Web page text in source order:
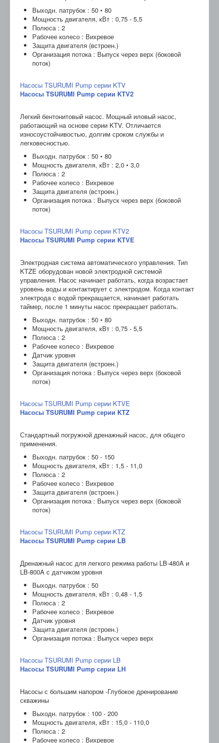
Выходн. патрубок : 50 • 80
Мощность двигателя, кВт : 0,75 - 5,5
Полюса : 2
Рабочее колесо : Вихревое
Защита двигателя (встроен.)
Организация потока : Выпуск через верх (боковой
поток)
Насосы TSURUMI Pump серии KTV
Насосы TSURUMI Pump серии KTV2
Легкий бентонитовый насос. Мощный иловый насос,
работающий на основе серии KTV. Отличается
износоустойчивостью, долгим сроком службы и
легковесностью.
Выходн. патрубок : 50 • 80
Мощность двигателя, кВт : 2,0 • 3,0
Полюса : 2
Рабочее колесо : Вихревое
Защита двигателя (встроен.)
Организация потока : Выпуск через верх (боковой
поток)
Насосы TSURUMI Pump серии KTV2
Насосы TSURUMI Pump серии KTVE
Электродная система автоматического управления. Тип
KTZE оборудован новой электродной системой
управления. Насос начинает работать, когда возрастает
уровень воды и контактирует с электродом. Когда контакт
электрода с водой прекращается, начинает работать
таймер, после 1 минуты насос прекращает работать.
Выходн. патрубок : 50 • 80
Мощность двигателя, кВт : 0,75 - 5,5
Полюса : 2
Рабочее колесо : Вихревое
Датчик уровня
Защита двигателя (встроен.)
Организация потока : Выпуск через верх (боковой
поток)
Насосы TSURUMI Pump серии KTVE
Насосы TSURUMI Pump серии KTZ
Стандартный погружной дренажный насос, для общего
применения.
Выходн. патрубок : 50 - 150
Мощность двигателя, кВт : 1,5 - 11,0
Полюса : 2
Рабочее колесо : Вихревое
Защита двигателя (встроен.)
Организация потока : Выпуск через верх (боковой
поток)
Насосы TSURUMI Pump серии KTZ
Насосы TSURUMI Pump серии LB
Дренажный насос для легкого режима работы LB-480A и
LB-800A с датчиком уровня
Выходн. патрубок : 50
Мощность двигателя, кВт : 0,48 - 1,5
Полюса : 2
Рабочее колесо : Вихревое
Датчик уровня
Защита двигателя (встроен.)
Организация потока : Выпуск через верх
Насосы TSURUMI Pump серии LB
Насосы TSURUMI Pump серии LH
Насосы с большим напором -Глубокое дренирование
скважины
Выходн. патрубок : 100 - 200
Мощность двигателя, кВт : 15,0 - 110,0
Полюса : 2
Рабочее колесо : Вихревое